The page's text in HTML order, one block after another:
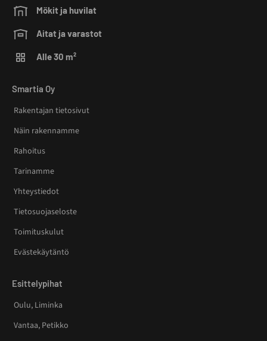
Mökit ja huvilat
Aitat ja varastot
Alle 30 m²
Smartia Oy
Rakentajan tietosivut
Näin rakennamme
Rahoitus
Tarinamme
Yhteystiedot
Tietosuojaseloste
Toimituskulut
Evästekäytäntö
Esittelypihat
Oulu, Liminka
Vantaa, Petikko